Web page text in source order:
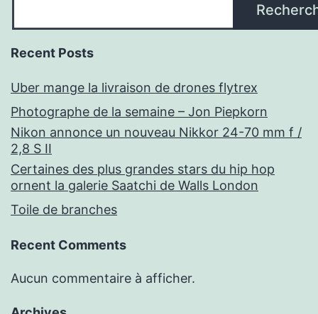
Recent Posts
Uber mange la livraison de drones flytrex
Photographe de la semaine – Jon Piepkorn
Nikon annonce un nouveau Nikkor 24-70 mm f /
2,8 S II
Certaines des plus grandes stars du hip hop
ornent la galerie Saatchi de Walls London
Toile de branches
Recent Comments
Aucun commentaire à afficher.